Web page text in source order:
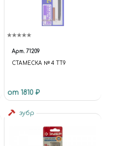
Арт. 71209
СТАМЕСКА № 4 ТТ9
от 1810 ₽
зубр